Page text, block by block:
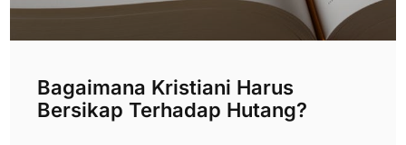
Bagaimana Kristiani Harus
Bersikap Terhadap Hutang?